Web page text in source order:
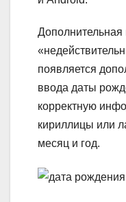
появляется
ввода даты
корректную
кириллицы или
месяц и год.